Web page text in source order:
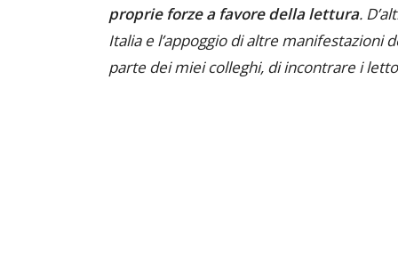
proprie forze a favore della lettura.
Italia e l’appoggio di altre manifestazioni
parte dei miei colleghi, di incontrare i